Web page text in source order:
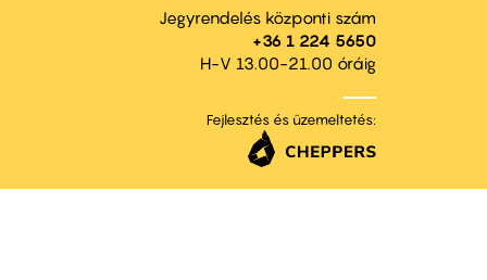
Jegyrendelés központi szám
+36 1 224 5650
H-V 13.00-21.00 óráig
Fejlesztés és üzemeltetés: